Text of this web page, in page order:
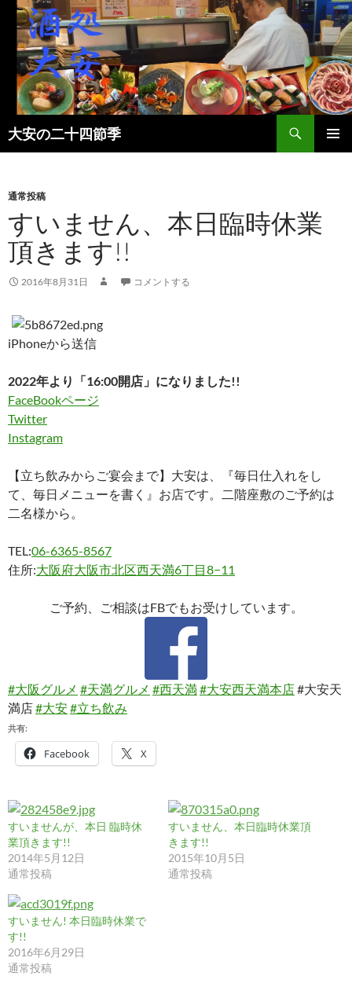
大安の二十四節季
検
索
ン
へ
ス
キ
ッ
通常投稿
すいません、本日臨時休業
頂きます!!
2016年8月31日 コメントする
iPhoneから送信
2022年より「16:00開店」になりました!!
FaceBookページ
Twitter
Instagram
【立ち飲みからご宴会まで】大安は、『毎日仕入れをし
て、毎日メニューを書く』お店です。二階座敷のご予約は
二名様から。
TEL:06-6365-8567
住所:大阪府大阪市北区西天満6丁目8−11
ご予約、ご相談はFBでもお受けしています。
#大阪グルメ #天満グルメ #西天満#大安西天満本店#大安天
満店#大安#立ち飲み
共有:
Facebook X
すいませんが、本日 臨時休
業頂きます!!
2014年5月12日
通常投稿
すいません、本日臨時休業頂
きます!!
2015年10月5日
通常投稿
すいません! 本日臨時休業で
す!!
2016年6月29日
通常投稿